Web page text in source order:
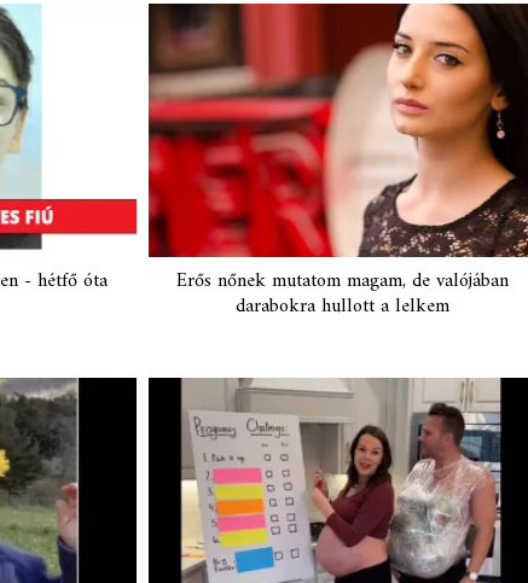
- hétfő óta Erős nőnek mutatom magam, de valójában
darabokra hullott a lelkem